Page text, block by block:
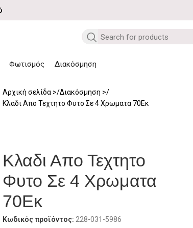
Φωτισμός Διακόσμηση
Αρχική σελίδα
Διακόσμηση
Κλαδι Απο Τεχτητο Φυτο Σε 4 Χρωματα 70Εκ
Κλαδι Απο Τεχτητο
Φυτο Σε 4 Χρωματα
70Εκ
Κωδικός προϊόντος: 228-031-5986